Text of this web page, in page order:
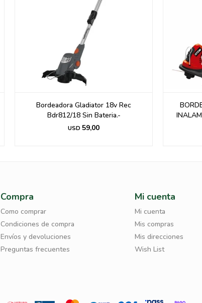
Bordeadora Gladiator 18v Rec
Bdr812/18 Sin Bateria.-
USD 59,00
Compra
Como comprar
Condiciones de compra
Envíos y devoluciones
Preguntas frecuentes
Mi cuenta
Mi cuenta
Mis compras
Mis direcciones
Wish List